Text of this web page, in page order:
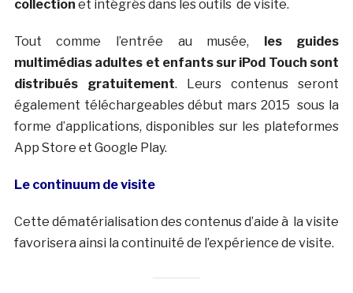
collection et intégrés dans les outils de visite.
Tout comme l’entrée au musée, les guides
multimédias adultes et enfants sur iPod Touch sont
distribués gratuitement. Leurs contenus seront
également téléchargeables début mars 2015 sous la
forme d’applications, disponibles sur les plateformes
App Store et Google Play.
Le continuum de visite
Cette dématérialisation des contenus d’aide à la visite
favorisera ainsi la continuité de l’expérience de visite.